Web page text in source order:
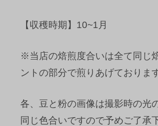
【収穫時期】10~1月
※当店の焙煎度合いは全て同じ
ントの部分で煎りあげておりま
各、豆と粉の画像は撮影時の光
同じ色合いですので予めご了承